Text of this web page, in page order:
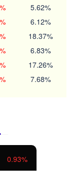
5.62%
6.12%
18.37%
6.83%
17.26%
7.68%
0.93%